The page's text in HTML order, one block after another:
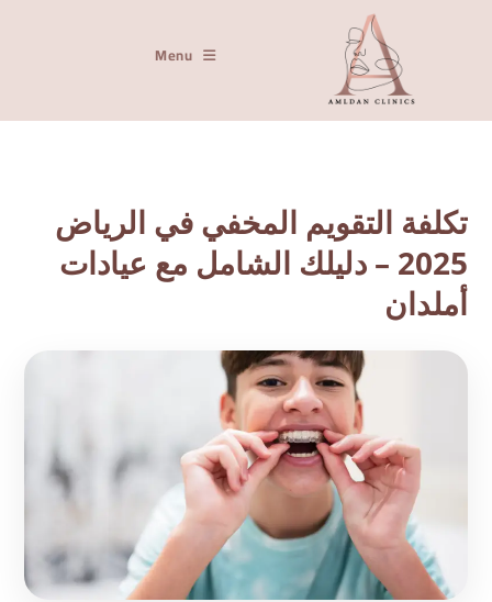
Menu
تكلفة التقويم المخفي في الرياض
2025 – دليلك الشامل مع عيادات
أملدان